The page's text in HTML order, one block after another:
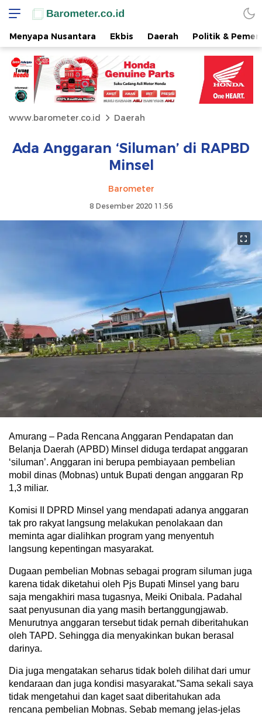
Menyapa Nusantara Ekbis Daerah Politik &
www.barometer.co.id Daerah
Ada Anggaran ‘Siluman’ di RAPBD
Minsel
Barometer
8 Desember 2020 11:56
Amurang – Pada Rencana Anggaran Pendapatan dan
Belanja Daerah (APBD) Minsel diduga terdapat anggaran
‘siluman’. Anggaran ini berupa pembiayaan pembelian
mobil dinas (Mobnas) untuk Bupati dengan anggaran Rp
1,3 miliar.
Komisi II DPRD Minsel yang mendapati adanya anggaran
tak pro rakyat langsung melakukan penolakaan dan
meminta agar dialihkan program yang menyentuh
langsung kepentingan masyarakat.
Dugaan pembelian Mobnas sebagai program siluman juga
karena tidak diketahui oleh Pjs Bupati Minsel yang baru
saja mengakhiri masa tugasnya, Meiki Onibala. Padahal
saat penyusunan dia yang masih bertanggungjawab.
Menurutnya anggaran tersebut tidak pernah diberitahukan
oleh TAPD. Sehingga dia menyakinkan bukan berasal
darinya.
Dia juga mengatakan seharus tidak boleh dilihat dari umur
kendaraan dan juga kondisi masyarakat.”Sama sekali saya
tidak mengetahui dan kaget saat diberitahukan ada
rencana pembelian Mobnas. Sebab memang jelas-jelas